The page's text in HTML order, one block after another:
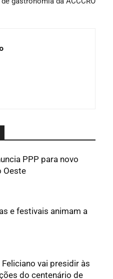
PPP para novo
Oeste
e festivais animam a
vai presidir às
do centenário de